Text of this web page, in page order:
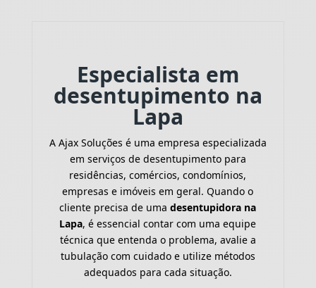
Especialista em
desentupimento na
Lapa
A Ajax Soluções é uma empresa especializada
em serviços de desentupimento para
residências, comércios, condomínios,
empresas e imóveis em geral. Quando o
cliente precisa de umadesentupidora na
Lapa, é essencial contar com uma equipe
técnica que entenda o problema, avalie a
tubulação com cuidado e utilize métodos
adequados para cada situação.